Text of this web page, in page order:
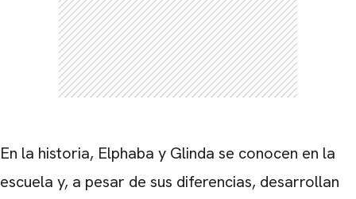
En la historia, Elphaba y Glinda se conocen en la
escuela y, a pesar de sus diferencias, desarrollan